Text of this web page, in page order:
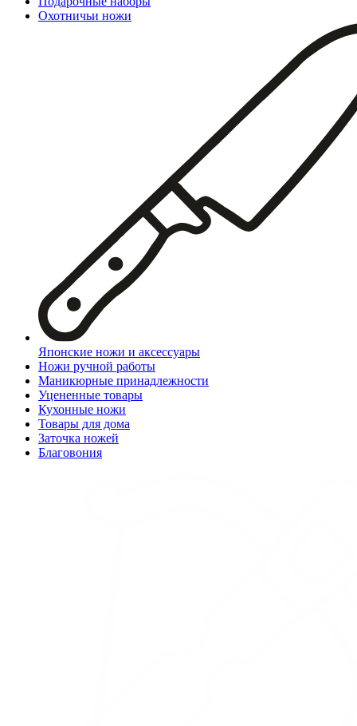
Охотничьи ножи
Японские ножи и аксессуары
Ножи ручной работы
Маникюрные принадлежности
Уцененные товары
Кухонные ножи
Товары для дома
Заточка ножей
Благовония